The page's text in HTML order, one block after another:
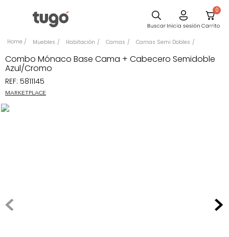
0
Muebles Habitación Camas Camas Semi Dobles
Combo Mónaco Base Cama + Cabecero Semidoble
Azul/Cromo
REF: 5811145
MARKETPLACE
Comedor
Escritorio
Silla